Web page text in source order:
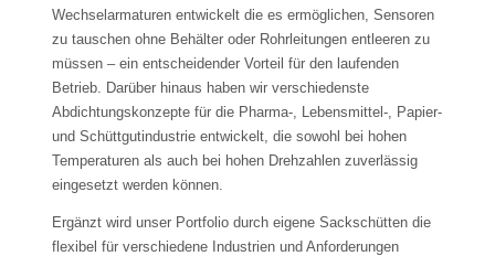
Wechselarmaturen entwickelt die es ermöglichen, Sensoren
zu tauschen ohne Behälter oder Rohrleitungen entleeren zu
müssen – ein entscheidender Vorteil für den laufenden
Betrieb. Darüber hinaus haben wir verschiedenste
Abdichtungskonzepte für die Pharma-, Lebensmittel-, Papier-
und Schüttgutindustrie entwickelt, die sowohl bei hohen
Temperaturen als auch bei hohen Drehzahlen zuverlässig
eingesetzt werden können.
Ergänzt wird unser Portfolio durch eigene Sackschütten die
flexibel für verschiedene Industrien und Anforderungen